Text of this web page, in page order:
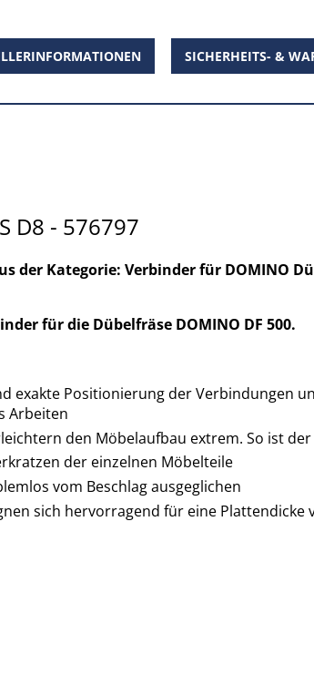
SICHERHEITS- &
D8 - 576797
der Kategorie: Verbinder für DOMINO
für die Dübelfräse DOMINO DF 500.
exakte Positionierung der Verbindungen
Arbeiten
den Möbelaufbau extrem. So ist
der einzelnen Möbelteile
vom Beschlag ausgeglichen
sich hervorragend für eine Plattendicke